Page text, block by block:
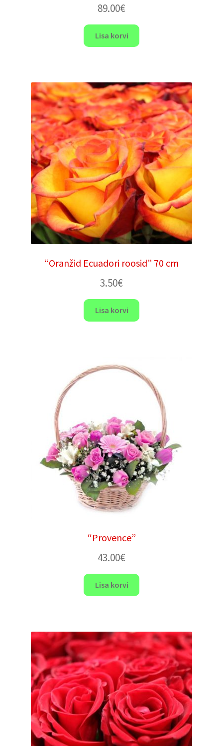
89.00€
Lisa korvi
“Oranžid Ecuadori roosid” 70 cm
3.50€
Lisa korvi
“Provence”
43.00€
Lisa korvi